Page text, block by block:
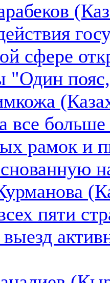
сфере
"Один
все
рамок и
пяти